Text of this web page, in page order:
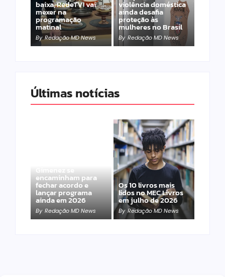
baixa, RedeTV! vai
mexer na
programação
matinal
By Redação MD News
violência doméstica
ainda desafia
proteção às
mulheres no Brasil
By Redação MD News
Últimas notícias
Gimenez se
encaminham para
fechar acordo e
lançar programa
ainda em 2026
By Redação MD News
Os 10 livros mais
lidos no MEC Livros
em julho de 2026
By Redação MD News